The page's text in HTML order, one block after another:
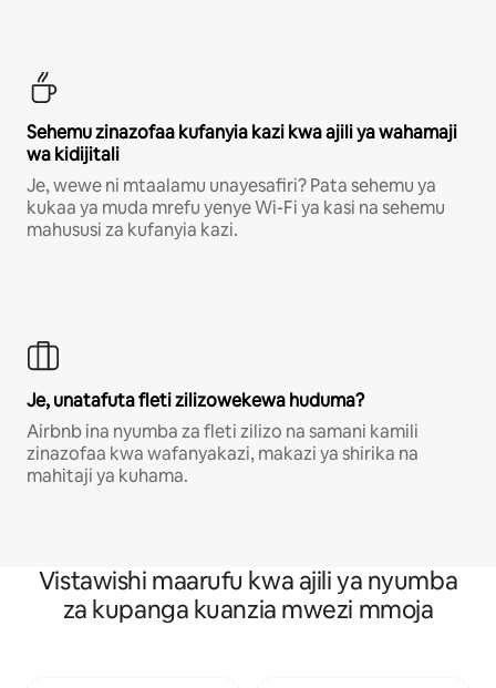
Sehemu zinazofaa kufanyia kazi kwa ajili ya wahamaji
wa kidijitali
Je, wewe ni mtaalamu unayesafiri? Pata sehemu ya
kukaa ya muda mrefu yenye Wi-Fi ya kasi na sehemu
mahususi za kufanyia kazi.
Je, unatafuta fleti zilizowekewa huduma?
Airbnb ina nyumba za fleti zilizo na samani kamili
zinazofaa kwa wafanyakazi, makazi ya shirika na
mahitaji ya kuhama.
Vistawishi maarufu kwa ajili ya nyumba
za kupanga kuanzia mwezi mmoja